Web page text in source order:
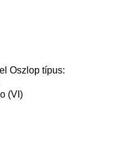
Oszlop típus:
(VI)